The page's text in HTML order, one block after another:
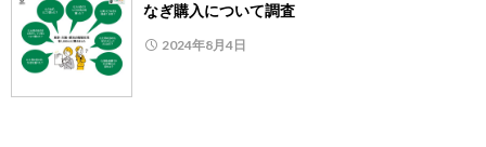
なぎ購入について調査
2024年8月4日